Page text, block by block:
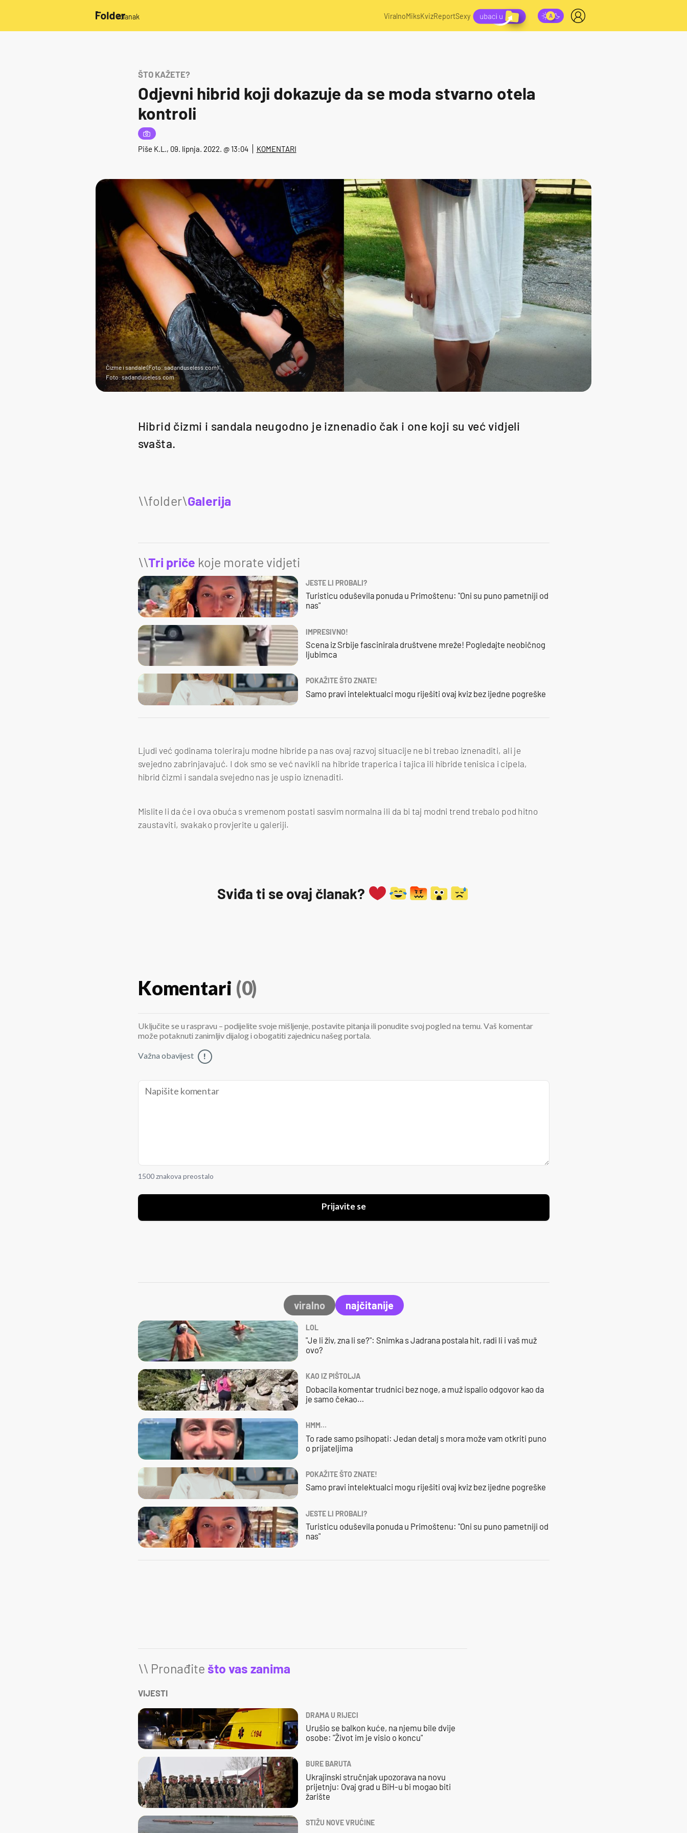
/članak ViralnoMiksKvizReportSexy
ŠTO KAŽETE?
Odjevni hibrid koji dokazuje da se moda stvarno otela
kontroli
Piše K.L., 09. lipnja. 2022. @ 13:04 KOMENTARI
Čizme i sandale (Foto: sadanduseless.com)
Foto: sadanduseless.com
Hibrid čizmi i sandala neugodno je iznenadio čak i one koji su već vidjeli
svašta.
Galerija
\\Tri priče koje morate vidjeti
JESTE LI PROBALI?
Turisticu oduševila ponuda u Primoštenu: "Oni su puno pametniji od
nas"
IMPRESIVNO!
Scena iz Srbije fascinirala društvene mreže! Pogledajte neobičnog
ljubimca
POKAŽITE ŠTO ZNATE!
Samo pravi intelektualci mogu riješiti ovaj kviz bez ijedne pogreške
Ljudi već godinama toleriraju modne hibride pa nas ovaj razvoj situacije ne bi trebao iznenaditi, ali je
svejedno zabrinjavajuć. I dok smo se već navikli na hibride traperica i tajica ili hibride tenisica i cipela,
hibrid čizmi i sandala svejedno nas je uspio iznenaditi.
Mislite li da će i ova obuća s vremenom postati sasvim normalna ili da bi taj modni trend trebalo pod hitno
zaustaviti, svakako provjerite u galeriji.
Sviđa ti se ovaj članak?
Komentari (0)
Uključite se u raspravu – podijelite svoje mišljenje, postavite pitanja ili ponudite svoj pogled na temu. Vaš komentar
može potaknuti zanimljiv dijalog i obogatiti zajednicu našeg portala.
Važna obavijest !
1500 znakova preostalo
Prijavite se
viralno najčitanije
LOL
"Je li živ, zna li se?": Snimka s Jadrana postala hit, radi li i vaš muž
ovo?
KAO IZ PIŠTOLJA
Dobacila komentar trudnici bez noge, a muž ispalio odgovor kao da
je samo čekao…
HMM…
To rade samo psihopati: Jedan detalj s mora može vam otkriti puno
o prijateljima
POKAŽITE ŠTO ZNATE!
Samo pravi intelektualci mogu riješiti ovaj kviz bez ijedne pogreške
JESTE LI PROBALI?
Turisticu oduševila ponuda u Primoštenu: "Oni su puno pametniji od
nas"
\\ Pronađite što vas zanima
VIJESTI
DRAMA U RIJECI
Urušio se balkon kuće, na njemu bile dvije
osobe: "Život im je visio o koncu"
BURE BARUTA
Ukrajinski stručnjak upozorava na novu
prijetnju: Ovaj grad u BiH-u bi mogao biti
žarište
STIŽU NOVE VRUĆINE